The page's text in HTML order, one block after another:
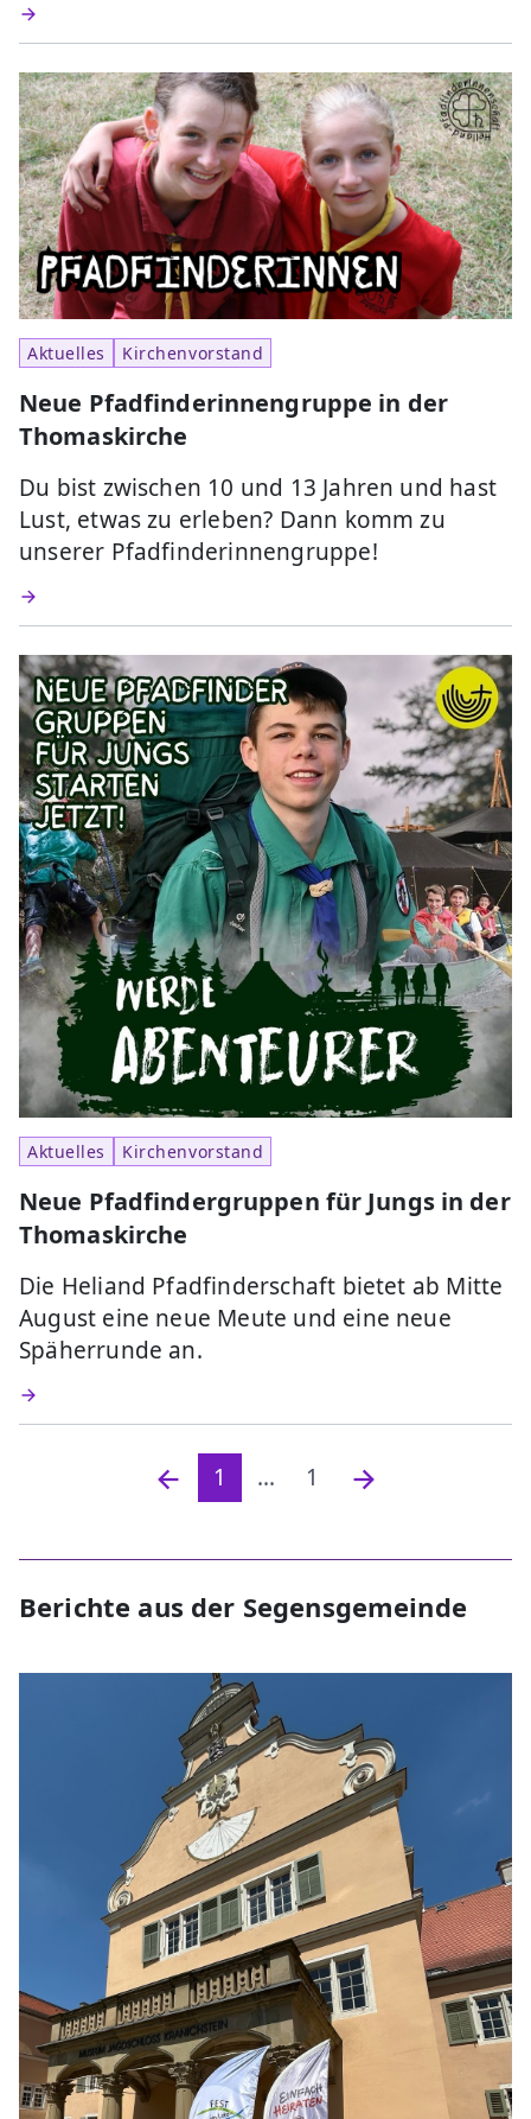
Aktuelles Kirchenvorstand
Neue Pfadfinderinnengruppe in der
Thomaskirche
Du bist zwischen 10 und 13 Jahren und hast
Lust, etwas zu erleben? Dann komm zu
unserer Pfadfinderinnengruppe!
Aktuelles Kirchenvorstand
Neue Pfadfindergruppen für Jungs in der
Thomaskirche
Die Heliand Pfadfinderschaft bietet ab Mitte
August eine neue Meute und eine neue
Späherrunde an.
1 ... 1
Berichte aus der Segensgemeinde